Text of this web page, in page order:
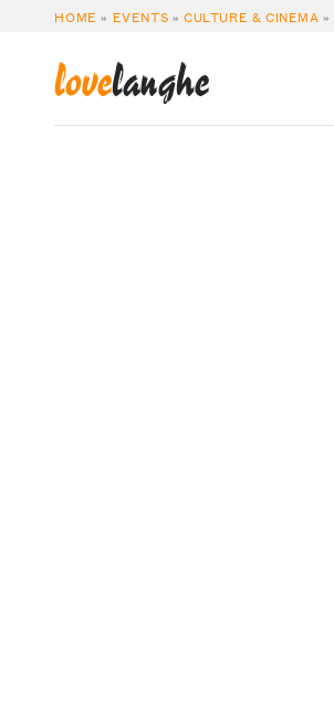
HOME » EVENTS »CULTURE & CINEMA »
lovelanghe